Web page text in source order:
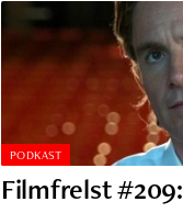
PODKAST
Filmfrelst #209: